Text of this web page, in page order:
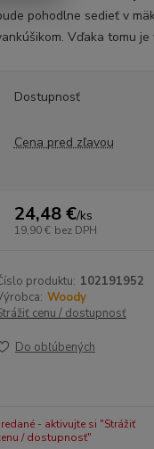
pohodlne sedieť v
Vďaka tomu
Dostupnosť
Cena pred zľavou
24,48 €/ks
19,90 € bez DPH
produktu: 102191952
Woody
cenu / dostupnosť
Do obľúbených
- aktivujte si "Strážiť
/ dostupnosť"